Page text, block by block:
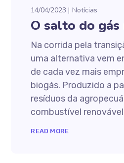
14/04/2023 Notícias
O salto do
Na corrida pela
uma alternativa vem
de cada vez mais
biogás. Produzido a
resíduos da
combustível
READ MORE